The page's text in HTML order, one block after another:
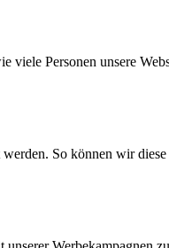
Personen unsere
So können wir diese